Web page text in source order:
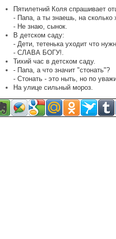
Пятилетний Коля спрашивает
- Папа, а ты знаешь, на сколько
- Не знаю, сынок.
В детском саду:
- Дети, тетенька уходит что
- СЛАВА БОГУ!.
Тихий час в детском саду.
- Папа, а что значит "стонать"?
- Стонать - это ныть, но по
На улице сильный мороз.